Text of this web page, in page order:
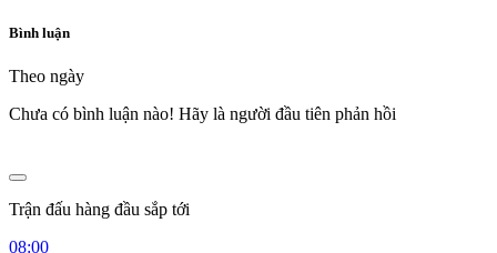
Bình luận
Theo ngày
Chưa có bình luận nào! Hãy là người đầu tiên phản hồi
Trận đấu hàng đầu sắp tới
08:00